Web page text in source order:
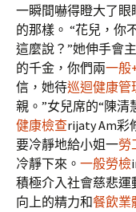
一瞬間嚇得瞪大了眼
的那樣。 “花兒，你
這麼說？”她伸手會
的千金，你們兩一般
信，她待巡迴健康管
親。”女兒席的“陳清
健康檢查rijaty Am彩
要冷靜地給小姐一勞
冷靜下來。 一般勞檢
積極介入社會慈悲運
向上的精力和餐飲業